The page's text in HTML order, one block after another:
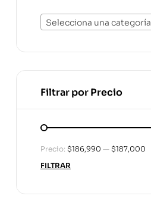
Selecciona una categoría
Filtrar por Precio
FILTRAR
Precio: $186,990 — $187,000